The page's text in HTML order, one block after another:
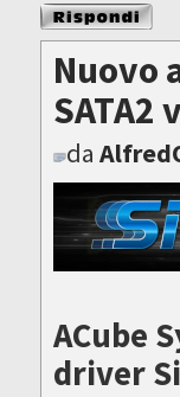
Rispondi al
messaggio
Nuovo
SATA2
da
ACube
driver